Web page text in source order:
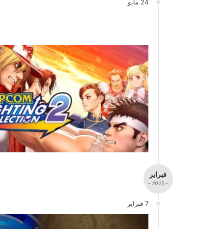
24 مايو
فبراير
- 2025 -
7 فبراير